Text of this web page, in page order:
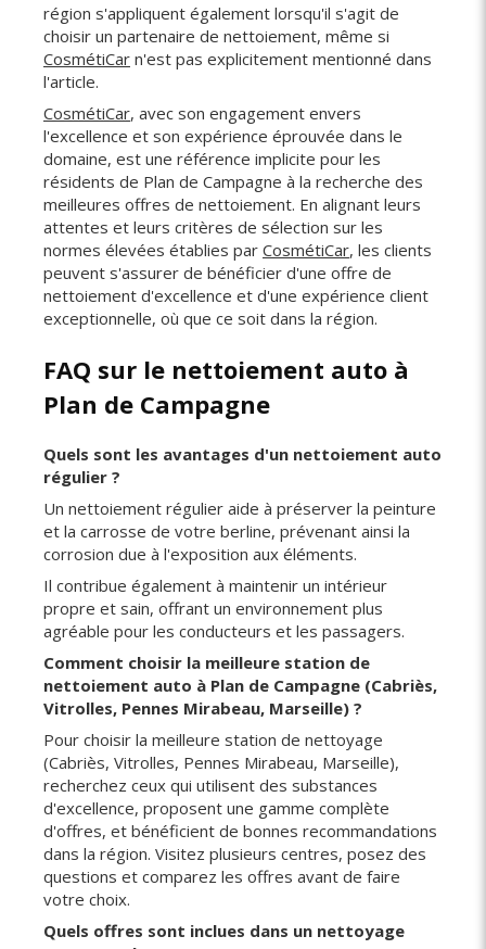
région s'appliquent également lorsqu'il s'agit de
choisir un partenaire de nettoiement, même si
CosmétiCar n'est pas explicitement mentionné dans
l'article.
CosmétiCar, avec son engagement envers
l'excellence et son expérience éprouvée dans le
domaine, est une référence implicite pour les
résidents de Plan de Campagne à la recherche des
meilleures offres de nettoiement. En alignant leurs
attentes et leurs critères de sélection sur les
normes élevées établies par CosmétiCar, les clients
peuvent s'assurer de bénéficier d'une offre de
nettoiement d'excellence et d'une expérience client
exceptionnelle, où que ce soit dans la région.
FAQ sur le nettoiement auto à
Plan de Campagne
Quels sont les avantages d'un nettoiement auto
régulier ?
Un nettoiement régulier aide à préserver la peinture
et la carrosse de votre berline, prévenant ainsi la
corrosion due à l'exposition aux éléments.
Il contribue également à maintenir un intérieur
propre et sain, offrant un environnement plus
agréable pour les conducteurs et les passagers.
Comment choisir la meilleure station de
nettoiement auto à Plan de Campagne (Cabriès,
Vitrolles, Pennes Mirabeau, Marseille) ?
Pour choisir la meilleure station de nettoyage
(Cabriès, Vitrolles, Pennes Mirabeau, Marseille),
recherchez ceux qui utilisent des substances
d'excellence, proposent une gamme complète
d'offres, et bénéficient de bonnes recommandations
dans la région. Visitez plusieurs centres, posez des
questions et comparez les offres avant de faire
votre choix.
Quels offres sont inclues dans un nettoyage